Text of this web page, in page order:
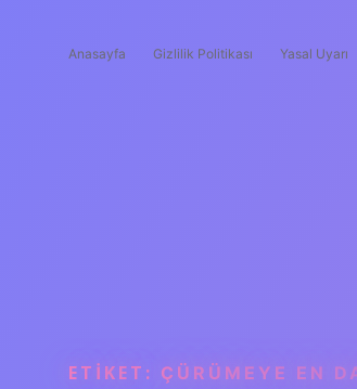
Anasayfa Gizlilik Politikası Yasal Uyarı
ETIKET: ÇÜRÜMEYE EN